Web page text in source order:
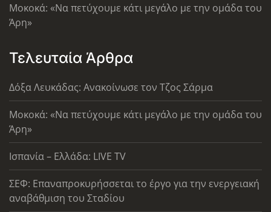
Μοκοκά: «Να πετύχουμε κάτι μεγάλο με την ομάδα του
Άρη»
Τελευταία Άρθρα
Δόξα Λευκάδας: Ανακοίνωσε τον Τζος Σάρμα
Μοκοκά: «Να πετύχουμε κάτι μεγάλο με την ομάδα του
Άρη»
Ισπανία – Ελλάδα: LIVE TV
ΣΕΦ: Επαναπροκυρήσσεται το έργο για την ενεργειακή
αναβάθμιση του Σταδίου